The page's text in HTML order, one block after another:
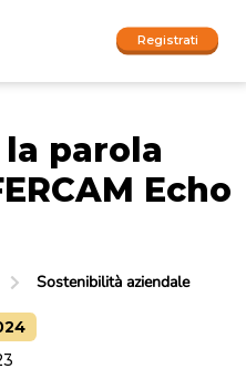
Registrati
parola
Echo
Sostenibilità aziendale